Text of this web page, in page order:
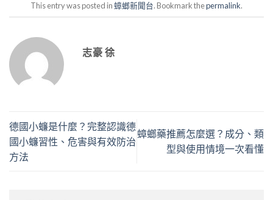
This entry was posted in 蟑螂新聞台. Bookmark thepermalink.
志豪 徐
德國小蠊是什麼？完整認識德
國小蠊習性、危害與有效防治
方法
蟑螂藥推薦怎麼選？成分、類
型與使用情境一次看懂